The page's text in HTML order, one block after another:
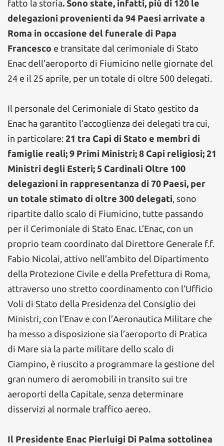
fatto la storia. Sono state, infatti, più di 120 le
delegazioni provenienti da 94 Paesi arrivate a
Roma in occasione del funerale di Papa
Francesco e transitate dal cerimoniale di Stato
Enac dell’aeroporto di Fiumicino nelle giornate del
24 e il 25 aprile, per un totale di oltre 500 delegati.
Il personale del Cerimoniale di Stato gestito da
Enac ha garantito l’accoglienza dei delegati tra cui,
in particolare: 21 tra Capi di Stato e membri di
famiglie reali; 9 Primi Ministri; 8 Capi religiosi; 21
Ministri degli Esteri; 5 Cardinali Oltre 100
delegazioni in rappresentanza di 70 Paesi, per
un totale stimato di oltre 300 delegati, sono
ripartite dallo scalo di Fiumicino, tutte passando
per il Cerimoniale di Stato Enac. L’Enac, con un
proprio team coordinato dal Direttore Generale f.f.
Fabio Nicolai, attivo nell’ambito del Dipartimento
della Protezione Civile e della Prefettura di Roma,
attraverso uno stretto coordinamento con l’Ufficio
Voli di Stato della Presidenza del Consiglio dei
Ministri, con l’Enav e con l’Aeronautica Militare che
ha messo a disposizione sia l’aeroporto di Pratica
di Mare sia la parte militare dello scalo di
Ciampino, è riuscito a programmare la gestione del
gran numero di aeromobili in transito sui tre
aeroporti della Capitale, senza determinare
disservizi al normale traffico aereo.
Il Presidente Enac Pierluigi Di Palma sottolinea